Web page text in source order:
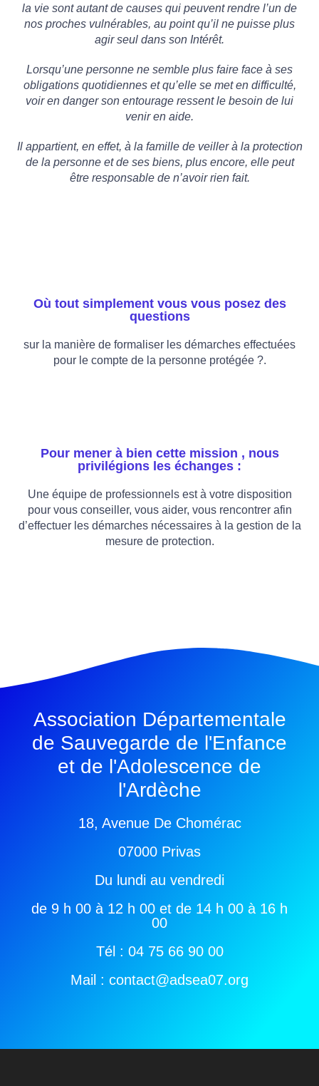
la vie sont autant de causes qui peuvent rendre l’un de
nos proches vulnérables, au point qu’il ne puisse plus
agir seul dans son Intérêt.
Lorsqu’une personne ne semble plus faire face à ses
obligations quotidiennes et qu’elle se met en difficulté,
voir en danger son entourage ressent le besoin de lui
venir en aide.
Il appartient, en effet, à la famille de veiller à la protection
de la personne et de ses biens, plus encore, elle peut
être responsable de n’avoir rien fait.
Où tout simplement vous vous posez des
questions
sur la manière de formaliser les démarches effectuées
pour le compte de la personne protégée ?.
Pour mener à bien cette mission , nous
privilégions les échanges :
Une équipe de professionnels est à votre disposition
pour vous conseiller, vous aider, vous rencontrer afin
d’effectuer les démarches nécessaires à la gestion de la
mesure de protection.
Association Départementale
de Sauvegarde de l'Enfance
et de l'Adolescence de
l'Ardèche
18, Avenue De Chomérac
07000 Privas
Du lundi au vendredi
de 9 h 00 à 12 h 00 et de 14 h 00 à 16 h
00
Tél : 04 75 66 90 00
Mail : contact@adsea07.org